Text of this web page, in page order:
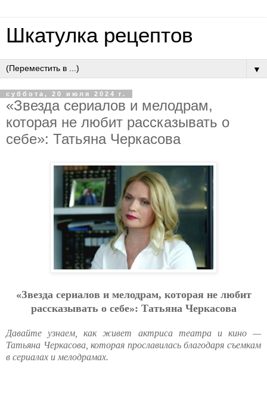
Шкатулка рецептов
▼
суббота, 20 июля 2024 г.
«Звезда сериалов и мелодрам,
которая не любит рассказывать о
себе»: Татьяна Черкасова
«Звезда сериалов и мелодрам, которая не любит
рассказывать о себе»: Татьяна Черкасова
Давайте узнаем, как живет актриса театра и кино —
Татьяна Черкасова, которая прославилась благодаря съемкам
в сериалах и мелодрамах.